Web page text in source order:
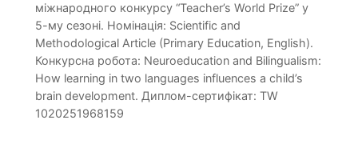
міжнародного конкурсу “Teacher’s World Prize” у
5-му сезоні. Номінація: Scientific and
Methodological Article (Primary Education, English).
Конкурсна робота: Neuroeducation and Bilingualism:
How learning in two languages influences a child’s
brain development. Диплом-сертифікат: TW
1020251968159